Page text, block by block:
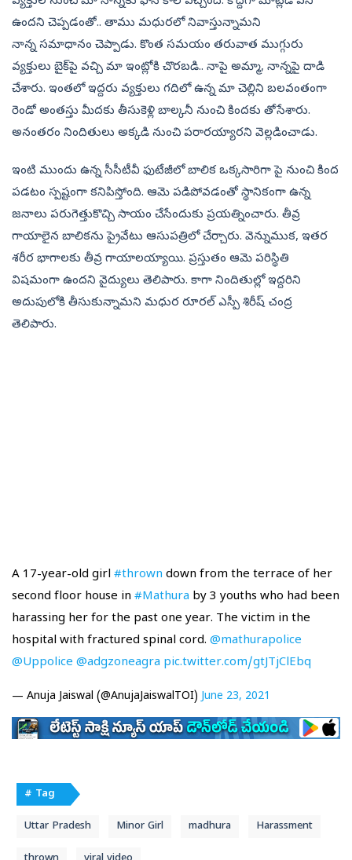
ఉందని చెప్పడంతో.. తాము మధురలో నివాస్తున్నామని
నాన్న సమాధానం చెప్పాడు. కొంత సమయం తరువాత ముగ్గురు
వ్యక్తులు బైక్‌పై వచ్చి మా ఇంట్లోకి చొరబడి.. నాపై అమ్మా, నాన్నపై దాడి
చేశారు. ఇంతలో ఇద్దరు వ్యక్తులు గదిలో ఉన్న మా చెల్లిని బలవంతంగా
రెండో అంతస్తు మీదకు తీసుకెళ్లి బాల్కనీ నుంచి కిందకు తోసేశారు.
అనంతరం నిందితులు అక్కడి నుంచి పరారయ్యారని వెల్లడించాడు.
ఇంటి ముందు ఉన్న సీసీటీవీ ఫుటేజీలో బాలిక ఒక్కసారిగా పై నుంచి కింద
పడటం స్పష్టంగా కనిపిస్తోంది. ఆమె పడిపోవడంతో స్థానికంగా ఉన్న
జనాలు పరుగెత్తుకొచ్చి సాయం చేసేందుకు ప్రయత్నించారు. తీవ్ర
గాయాలైన బాలికను ప్రైవేటు ఆసుపత్రిలో చేర్చారు. వెన్నుముక, ఇతర
శరీర భాగాలకు తీవ్ర గాయాలయ్యాయి. ప్రస్తుతం ఆమె పరిస్థితి
విషమంగా ఉందని వైద్యులు తెలిపారు. కాగా నిందితుల్లో ఇద్దరిని
అదుపులోకి తీసుకున్నామని మధుర రూరల్‌ ఎస్పీ శిరీష్‌ చంద్ర
తెలిపారు.
A 17-year-old girl #thrown down from the terrace of her
second floor house in #Mathura by 3 youths who had been
harassing her for the past one year. The victim in the
hospital with fractured spinal cord. @mathurapolice
@Uppolice @adgzoneagra pic.twitter.com/gtJTjClEbq
— Anuja Jaiswal (@AnujaJaiswalTOI)June 23, 2021
# Tag
Uttar Pradesh Minor Girl madhura Harassment